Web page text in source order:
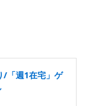
/「週1在宅」ゲ